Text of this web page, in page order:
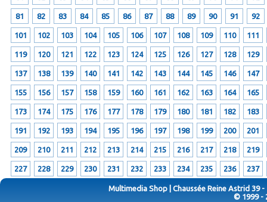
81 82 83 84 85 86 87 88 89 90 91 92
101 102 103 104 105 106 107 108 109 110 111
119 120 121 122 123 124 125 126 127 128 129
137 138 139 140 141 142 143 144 145 146 147
155 156 157 158 159 160 161 162 163 164 165
173 174 175 176 177 178 179 180 181 182 183
191 192 193 194 195 196 197 198 199 200 201
209 210 211 212 213 214 215 216 217 218 219
227 228 229 230 231 232 233 234 235 236 237
Multimedia Shop | Chaussée Reine Astrid 39 -
© 1999 -